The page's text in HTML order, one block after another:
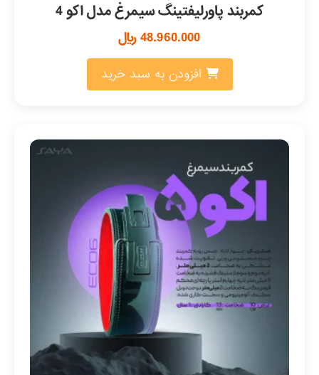
کمربند پاورلیفتینگ سیمرغ مدل اکو 4
48.960.000﷼
افزودن به سبد خرید